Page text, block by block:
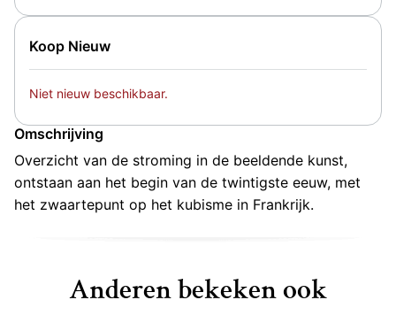
Koop Nieuw
Niet nieuw beschikbaar.
Omschrijving
Overzicht van de stroming in de beeldende kunst,
ontstaan aan het begin van de twintigste eeuw, met
het zwaartepunt op het kubisme in Frankrijk.
Anderen bekeken ook